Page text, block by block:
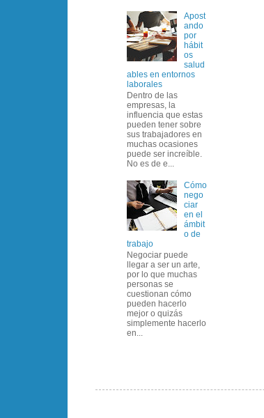
Apost
ando
por
hábit
os
salud
ables en entornos
laborales
Dentro de las
empresas, la
influencia que estas
pueden tener sobre
sus trabajadores en
muchas ocasiones
puede ser increíble.
No es de e...
Cómo
nego
ciar
en el
ámbit
o de
trabajo
Negociar puede
llegar a ser un arte,
por lo que muchas
personas se
cuestionan cómo
pueden hacerlo
mejor o quizás
simplemente hacerlo
en...